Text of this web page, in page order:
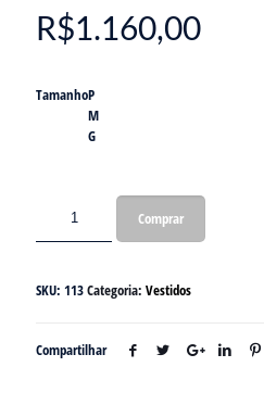
R$1.160,00
TamanhoP
M
G
Comprar
SKU: 113Categoria: Vestidos
Compartilhar